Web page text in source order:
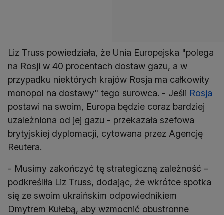
Liz Truss powiedziała, że Unia Europejska "polega
na Rosji w 40 procentach dostaw gazu, a w
przypadku niektórych krajów Rosja ma całkowity
monopol na dostawy" tego surowca. - Jeśli Rosja
postawi na swoim, Europa będzie coraz bardziej
uzależniona od jej gazu - przekazała szefowa
brytyjskiej dyplomacji, cytowana przez Agencję
Reutera.
- Musimy zakończyć tę strategiczną zależność –
podkreśliła Liz Truss, dodając, że wkrótce spotka
się ze swoim ukraińskim odpowiednikiem
Dmytrem Kułebą, aby wzmocnić obustronne